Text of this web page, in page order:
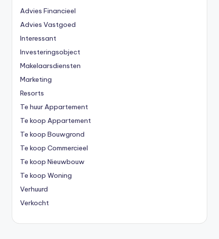
Advies Financieel
Advies Vastgoed
Interessant
Investeringsobject
Makelaarsdiensten
Marketing
Resorts
Te huur Appartement
Te koop Appartement
Te koop Bouwgrond
Te koop Commercieel
Te koop Nieuwbouw
Te koop Woning
Verhuurd
Verkocht